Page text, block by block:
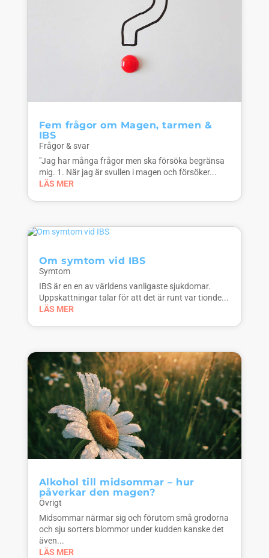
Fem frågor om Magen, tarmen &
IBS
Frågor & svar
"Jag har många frågor men ska försöka begränsa
mig. 1. När jag är svullen i magen och försöker...
LÄS MER
Om symtom vid IBS
Symtom
IBS är en en av världens vanligaste sjukdomar.
Uppskattningar talar för att det är runt var tionde...
LÄS MER
Alkohol till midsommar – hur
påverkar den magen?
Övrigt
Midsommar närmar sig och förutom små grodorna
och sju sorters blommor under kudden kanske det
även...
LÄS MER